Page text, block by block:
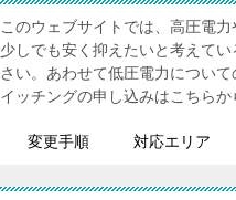
このウェブサイトでは、高圧電
少しでも安く抑えたいと考えて
さい。あわせて低圧電力につい
イッチングの申し込みはこちらか
変更手順 対応エリア